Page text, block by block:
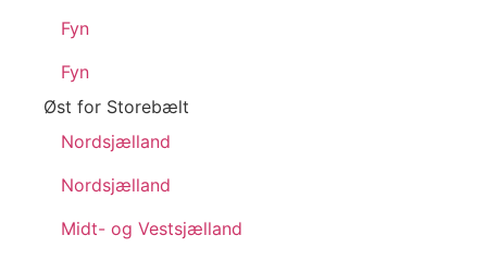
Fyn
Fyn
Øst for Storebælt
Nordsjælland
Nordsjælland
Midt- og Vestsjælland